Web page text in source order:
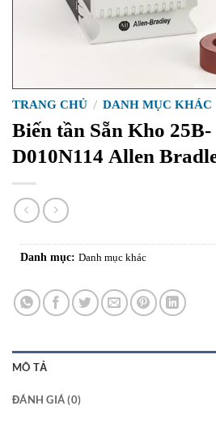
TRANG CHỦ / DANH MỤC KHÁC
Biến tần Sẵn Kho 25B-
D010N114 Allen
Danh mục: Danh mục khác
MÔ TẢ
ĐÁNH GIÁ (0)